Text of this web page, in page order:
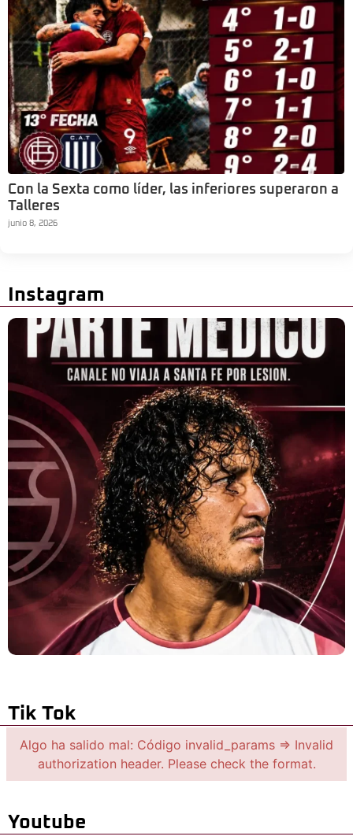
Con la Sexta como líder, las inferiores superaron a
Talleres
junio 8, 2026
Instagram
Tik Tok
Algo ha salido mal: Código invalid_params => Invalid
authorization header. Please check the format.
Youtube